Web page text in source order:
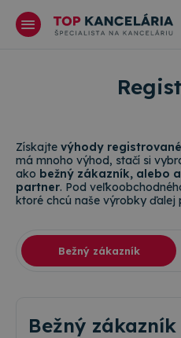
Získajte výhody
má mnoho výhod, stačí si
ako bežný zákazník, alebo
partner. Pod
ktoré chcú naše výrobky ďalej
Bežný zákazník
Bežný zákazník